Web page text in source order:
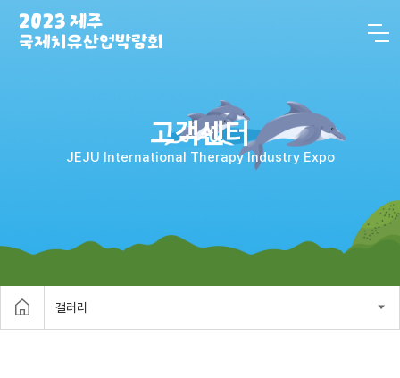
고객센터
JEJU International Therapy Industry Expo
home
갤러리